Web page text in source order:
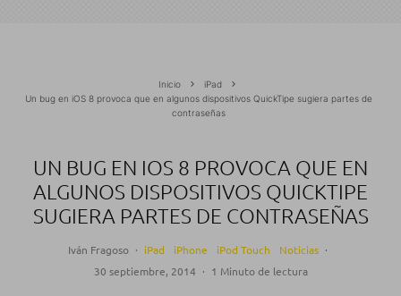
Inicio
iPad
Un bug en iOS 8 provoca que en algunos dispositivos QuickTipe sugiera partes de
contraseñas
UN BUG EN IOS 8 PROVOCA QUE EN
ALGUNOS DISPOSITIVOS QUICKTIPE
SUGIERA PARTES DE CONTRASEÑAS
Iván Fragoso · iPad iPhone iPod Touch Noticias ·
30 septiembre, 2014 · 1 Minuto de lectura